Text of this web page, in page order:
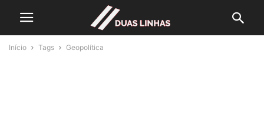
Início Tags Geopolítica